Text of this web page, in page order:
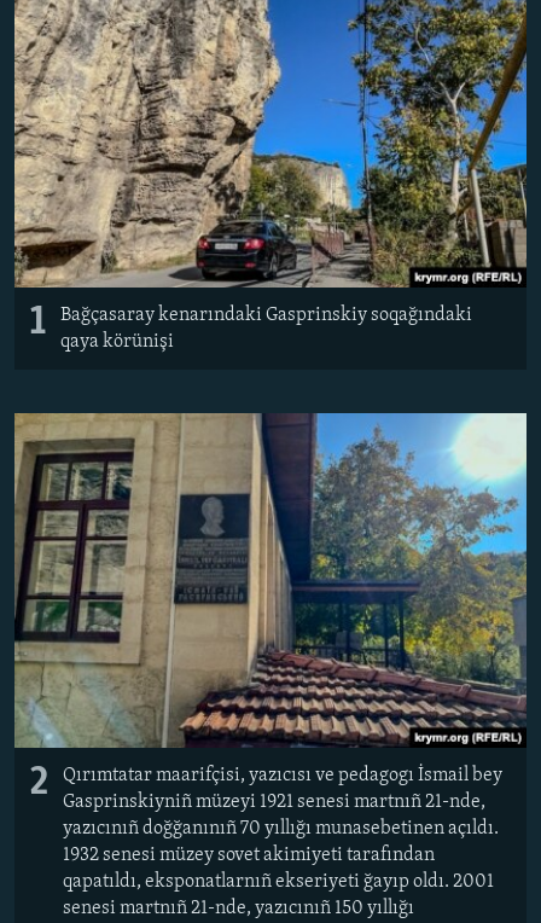
Русский
Українською
QOŞULIÑIZ!
RFE/RS bütün saytları
1
Bağçasaray kenarındaki Gasprinskiy soqağındaki
qaya körünişi
2
Qırımtatar maarifçisi, yazıcısı ve pedagogı İsmail bey
Gasprinskiyniñ müzeyi 1921 senesi martnıñ 21-nde,
yazıcınıñ doğğanınıñ 70 yıllığı munasebetinen açıldı.
1932 senesi müzey sovet akimiyeti tarafından
qapatıldı, eksponatlarnıñ ekseriyeti ğayıp oldı. 2001
senesi martnıñ 21-nde, yazıcınıñ 150 yıllığı